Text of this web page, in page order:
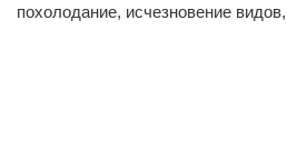
похолодание, исчезновение